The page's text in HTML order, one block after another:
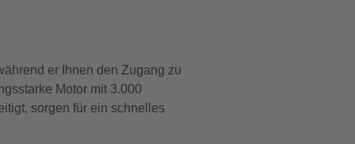
er Ihnen den Zugang zu
Motor mit 3.000
sorgen für ein schnelles